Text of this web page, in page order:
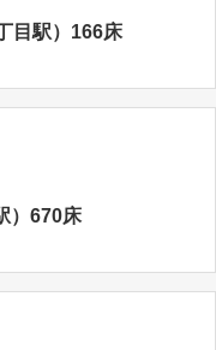
目駅）166床
）670床